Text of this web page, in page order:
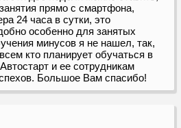
прямо с смартфона,
24 часа в сутки, это
особенно для занятых
минусов я не нашел, так,
кто планирует обучаться в
и ее сотрудникам
Большое Вам спасибо!